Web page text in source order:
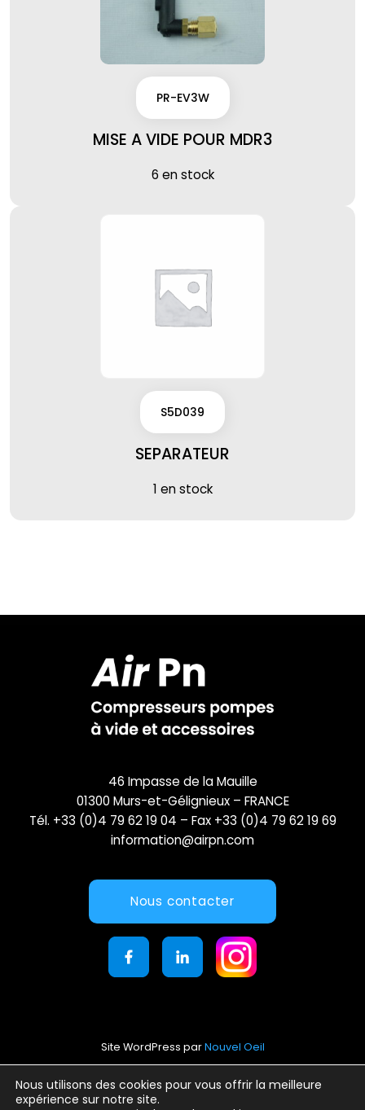
PR-EV3W
MISE A VIDE POUR MDR3
6 en stock
S5D039
SEPARATEUR
1 en stock
Nous utilisons des cookies pour vous offrir la meilleure
expérience sur notre site.
46 Impasse de la Mauille
01300 Murs-et-Gélignieux – FRANCE
Tél. +33 (0)4 79 62 19 04 – Fax +33 (0)4 79 62 19 69
information@airpn.com
Nous contacter
Site WordPress parNouvel Oeil
Mentions légales
Conditions générales d’utilisation